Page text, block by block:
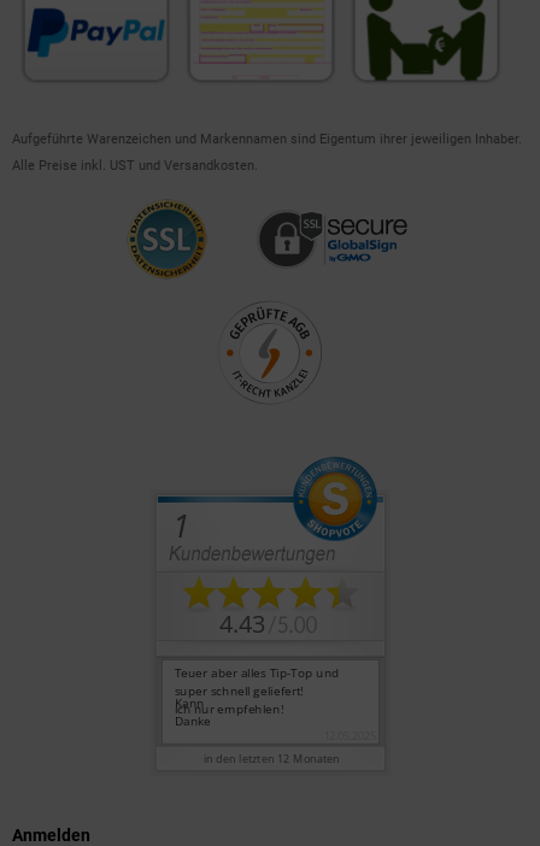
Aufgeführte Warenzeichen und Markennamen sind Eigentum ihrer jeweiligen Inhaber.
Alle Preise inkl. UST und Versandkosten.
Anmelden